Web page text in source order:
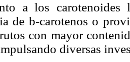
a los carotenoides
de b-carotenos o
con mayor
diversas